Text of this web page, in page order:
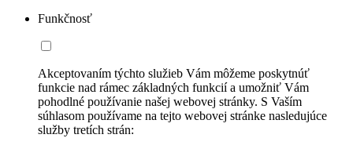
Funkčnosť
Akceptovaním týchto služieb Vám môžeme poskytnúť
funkcie nad rámec základných funkcií a umožniť Vám
pohodlné používanie našej webovej stránky. S Vaším
súhlasom používame na tejto webovej stránke nasledujúce
služby tretích strán: